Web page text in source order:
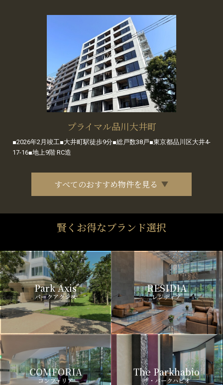
プライマル品川大井町
■2026年2月竣工■大井町駅徒歩9分■総戸数38戸■東京都品川区大井4-
17-16■地上9階 RC造
すべてのおすすめ物件を見る
賢くお得なブランド選択
Park Axis
パークアクシス
RESIDIA
レジディア
COMFORIA
コンフォリア
The Parkhabio
ザ・パークハビオ